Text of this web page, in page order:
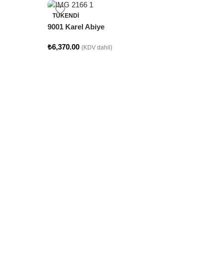
TÜKENDI
9001 Karel Abiye
₺6,370.00 (KDV dahil)